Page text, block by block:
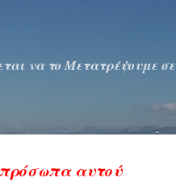
να το Μετατρέψουμε σε
πρόσωπα αυτού